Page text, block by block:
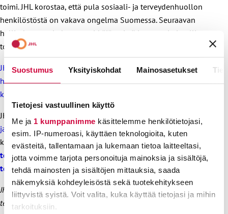
Suostumus Yksityiskohdat Mainosasetukset
Tietojesi vastuullinen käyttö
Me ja 1 kumppanimme käsittelemme henkilötietojasi,
esim. IP-numeroasi, käyttäen teknologioita, kuten
evästeitä, tallentamaan ja lukemaan tietoa laitteeltasi,
jotta voimme tarjota personoituja mainoksia ja sisältöjä,
tehdä mainosten ja sisältöjen mittauksia, saada
näkemyksiä kohdeyleisöstä sekä tuotekehitykseen
liittyvistä syistä. Voit valita, kuka käyttää tietojasi ja mihin
tarkoituksiin.
toimi. JHL korostaa, että pula sosiaali- ja terveydenhuollon
henkilöstöstä on vakava ongelma Suomessa. Seuraavan
hallituksen on jatkettava pitkäjänteistä ja suunnitelmallista
toimintaa sote-alojen työvoimapulan ratkaisemiseksi.
JHL:n lausunto hallituksen esitykseen siirtää
hoivahenkilöstön vähimmäismitoituksen voimaantuloa
kahdeksalla kuukaudella
JHL on antanut
ja terveysvaliokunnalle. Lausunnossa kerrotaan, että JHL on
koonnut asiantuntijoidensanäkemyksiä sosiaali- ja
terveydenhuollon henkilöstöpulan ratkaisemiseksisekä
tehnyt siitä tiivistelmän.
JHL:n joulukuussa 2022 antama lausunto sosiaali- ja
terveysvaliokunnalle on liitetty uutiseen 2.1.2023.